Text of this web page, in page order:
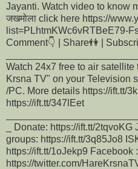
Jayanti. Watch video to know
जखमोला click here https://
list=PLhtmKWc6vRTBeE79-
Comment👇 | Share👫 |
Watch 24x7 free to air
Krsna TV" on your Television
/PC. More details https://ift.tt/
https://ift.tt/347lEet
_ Donate: https://ift.tt/
groups: https://ift.tt/3q85Jo8
https://ift.tt/1oJekp9 Facebook
https://twitter.com/